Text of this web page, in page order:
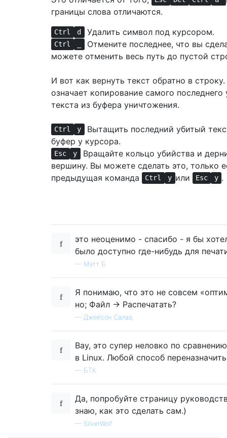
границы слова отличаются.
Ctrl d Удалить символ под курсором.
Ctrl
Отмените последнее, что вы
можете отменить весь путь до пустой
И вот как вернуть текст обратно в
означает копирование самого последнего
текста из буфера уничтожения.
Ctrl y
Вытащить последний убитый
буфер у курсора.
Esc y
Вращайте кольцо убийства и
вершину. Вы можете сделать это, только
предыдущая команда
Ctrl y или Esc y .
это неоценимо - спасибо - я бы
было доступно где-нибудь для
— Мэтт Б
Я понимаю, что это не совсем
но; Файл -> Распечатать?
— Джейсон Салаз,
Вау, это супер неловко по
в Linux. Любой способ
— БТК
Да, попробуйте страницу
знаю, как это сделать сам.)
— SilverWolf